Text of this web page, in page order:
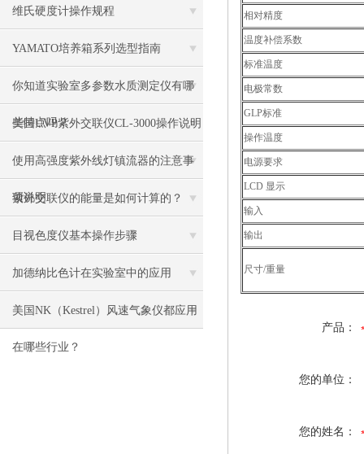
维氏硬度计操作规程
YAMATO培养箱系列选型指南
你知道实验室多参数水质测定仪有哪
些特点吗？
美国UVP紫外交联仪CL-3000操作说明
使用高强度紫外线灯镇流器的注意事
项说明
紫外交联仪的能量是如何计算的？
目视色度仪基本操作步骤
加德纳比色计在实验室中的应用
美国NK（Kestrel）风速气象仪都应用
在哪些行业？
相对精度
温度补偿系数
标准温度
电极常数
GLP标准
操作温度
电源要求
LCD 显示
输入
输出
尺寸/重量
产品：
您的单位：
您的姓名：